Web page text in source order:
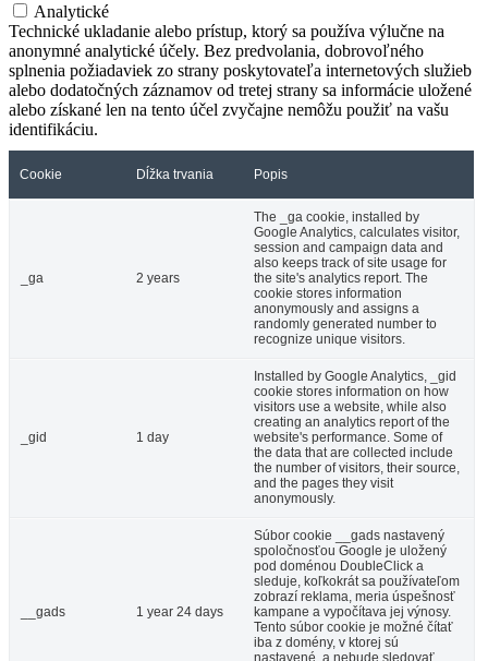
Analytické
Technické ukladanie alebo prístup, ktorý sa používa výlučne na
anonymné analytické účely. Bez predvolania, dobrovoľného
splnenia požiadaviek zo strany poskytovateľa internetových služieb
alebo dodatočných záznamov od tretej strany sa informácie uložené
alebo získané len na tento účel zvyčajne nemôžu použiť na vašu
identifikáciu.
Cookie Dĺžka trvania Popis
_ga 2 years
The _ga cookie, installed by
Google Analytics, calculates visitor,
session and campaign data and
also keeps track of site usage for
the site's analytics report. The
cookie stores information
anonymously and assigns a
randomly generated number to
recognize unique visitors.
_gid 1 day
Installed by Google Analytics, _gid
cookie stores information on how
visitors use a website, while also
creating an analytics report of the
website's performance. Some of
the data that are collected include
the number of visitors, their source,
and the pages they visit
anonymously.
__gads 1 year 24 days
Súbor cookie __gads nastavený
spoločnosťou Google je uložený
pod doménou DoubleClick a
sleduje, koľkokrát sa používateľom
zobrazí reklama, meria úspešnosť
kampane a vypočítava jej výnosy.
Tento súbor cookie je možné čítať
iba z domény, v ktorej sú
nastavené, a nebude sledovať